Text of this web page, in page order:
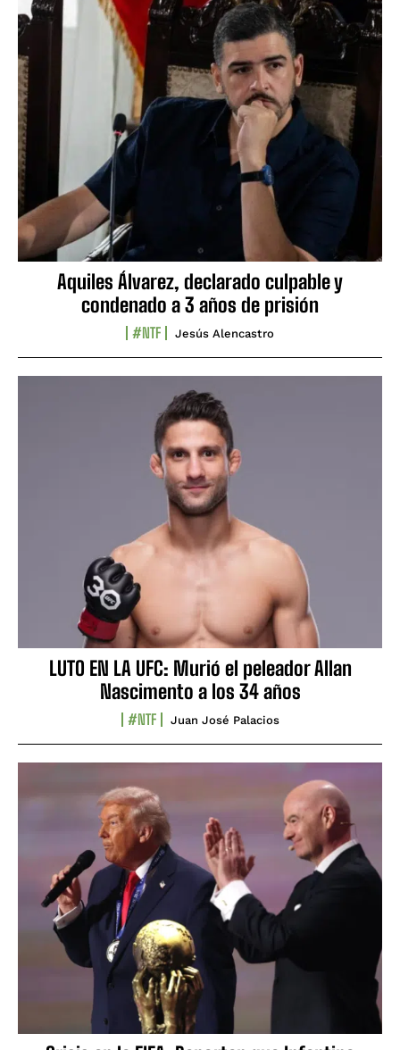
Aquiles Álvarez, declarado culpable y
condenado a 3 años de prisión
#NTF Jesús Alencastro
LUTO EN LA UFC: Murió el peleador Allan
Nascimento a los 34 años
#NTF Juan José Palacios